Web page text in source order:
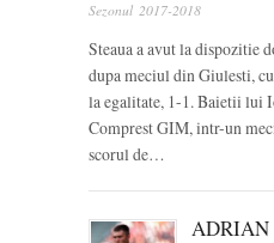
Sezonul 2017-2018
Steaua a avut la dispozitie
dupa meciul din Giulesti,
la egalitate, 1-1. Baietii lui
Comprest GIM, intr-un
scorul de…